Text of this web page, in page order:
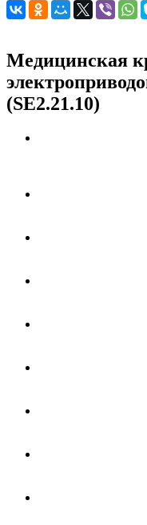
Медицинская
(SE2.21.10)